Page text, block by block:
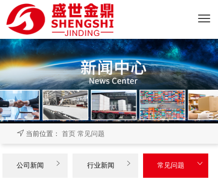
当前位置： 首页 常见问题
公司新闻  行业新闻  常见问题 